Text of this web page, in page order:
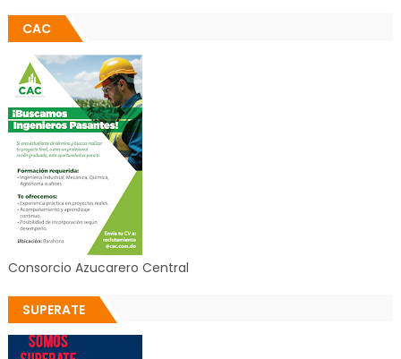
CAC
Consorcio Azucarero Central
SUPERATE